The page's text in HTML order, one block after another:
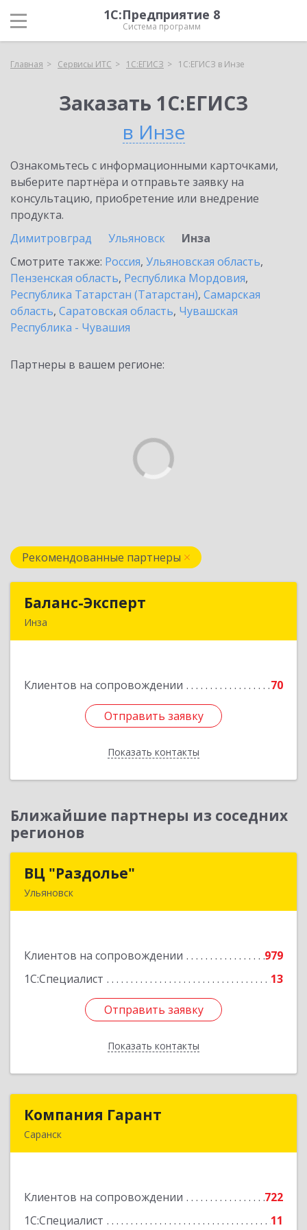
1С:Предприятие 8
Система программ
Главная Сервисы ИТС 1С:ЕГИСЗ 1С:ЕГИСЗ в Инзе
Заказать 1С:ЕГИСЗ
в Инзе
Ознакомьтесь с информационными карточками,
выберите партнёра и отправьте заявку на
консультацию, приобретение или внедрение
продукта.
Димитровград
Ульяновск
Инза
Смотрите также: Россия, Ульяновская область,
Пензенская область, Республика Мордовия,
Республика Татарстан (Татарстан), Самарская
область, Саратовская область, Чувашская
Республика - Чувашия
Партнеры в вашем регионе:
Рекомендованные партнеры
Баланс-Эксперт
Инза
Клиентов на сопровождении 70
Отправить заявку
Показать контакты
Подробнее
Отправить заявку
Назад
Ближайшие партнеры из соседних
регионов
ВЦ "Раздолье"
Ульяновск
Клиентов на сопровождении
979
1С:Специалист
13
Отправить заявку
Показать контакты
Подробнее
Отправить заявку
Назад
Компания Гарант
Саранск
Клиентов на сопровождении
722
1С:Специалист
11
Компания Гарант
Подробнее